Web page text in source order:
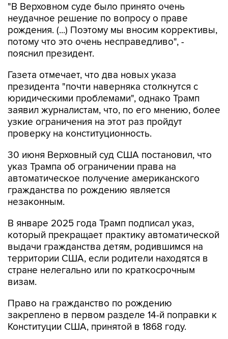
"В Верховном суде было принято очень
неудачное решение по вопросу о праве
рождения. (...) Поэтому мы вносим коррективы,
потому что это очень несправедливо", -
пояснил президент.
Газета отмечает, что два новых указа
президента "почти наверняка столкнутся с
юридическими проблемами", однако Трамп
заявил журналистам, что, по его мнению, более
узкие ограничения на этот раз пройдут
проверку на конституционность.
30 июня Верховный суд США постановил, что
указ Трампа об ограничении права на
автоматическое получение американского
гражданства по рождению является
незаконным.
В январе 2025 года Трамп подписал указ,
который прекращает практику автоматической
выдачи гражданства детям, родившимся на
территории США, если родители находятся в
стране нелегально или по краткосрочным
визам.
Право на гражданство по рождению
закреплено в первом разделе 14-й поправки к
Конституции США, принятой в 1868 году.